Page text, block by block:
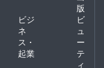
版
ビジ
ネ
ス・
起業
ビ
ュ
ー
テ
ィ